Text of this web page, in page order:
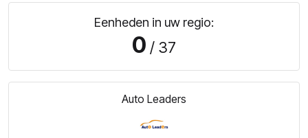
Eenheden in uw regio:
0 / 37
Auto Leaders